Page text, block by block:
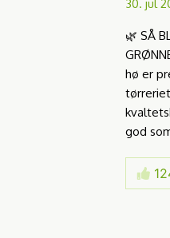
30. jul
🌿 SÅ
hø er
god